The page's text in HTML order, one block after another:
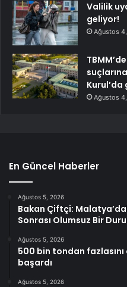
Valilik
geliyor!
Ağustos
Ağustos
En Güncel Haberler
Ağustos 5, 2026
Bakan Çiftçi:
Sonrası Olumsuz Bir
Ağustos 5, 2026
500 bin tondan fazlasını
başardı
Ağustos 5, 2026